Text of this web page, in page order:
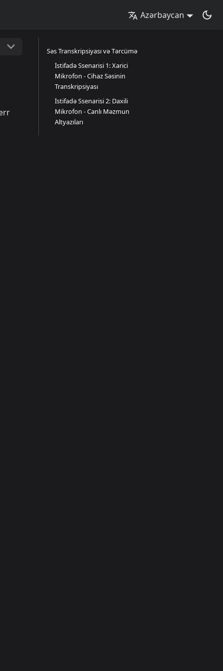
Azərbaycan
Səs Transkripsiyası və Tərcümə
İstifadə Ssenarisi 1: Xarici
Mikrofon - Cihaz Səsinin
Transkripsiyası
İstifadə Ssenarisi 2: Daxili
Mikrofon - Canlı Məzmun
Altyazıları